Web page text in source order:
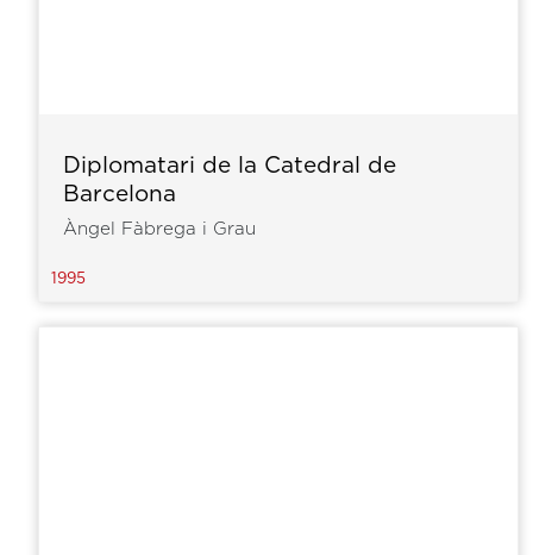
Diplomatari de la Catedral de
Barcelona
Àngel Fàbrega i Grau
1995